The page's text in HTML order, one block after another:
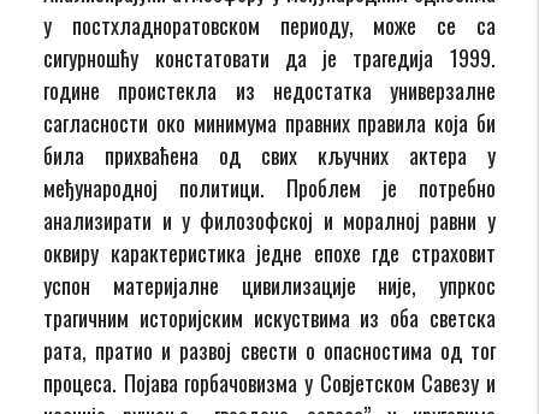
у постхладноратовском периоду, може се са
сигурношћу констатовати да је трагедија 1999.
године проистекла из недостатка универзалне
сагласности око минимума правних правила која би
била прихваћена од свих кључних актера у
међународној политици. Проблем је потребно
анализирати и у филозофској и моралној равни у
оквиру карактеристика једне епохе где страховит
успон материјалне цивилизације није, упркос
трагичним историјским искуствима из оба светска
рата, пратио и развој свести о опасностима од тог
процеса. Појава горбачовизма у Совјетском Савезу и